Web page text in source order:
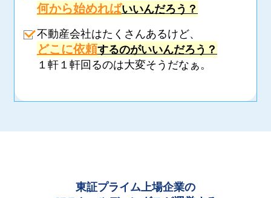
何から始めればいいんだろう？
不動産会社はたくさんあるけど、
どこに依頼するのがいいんだろう？
１軒１軒回るのは大変そうだなぁ。
東証プライム上場企業の